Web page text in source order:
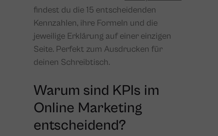
findest du die 15 entscheidenden
Kennzahlen, ihre Formeln und die
jeweilige Erklärung auf einer einzigen
Seite. Perfekt zum Ausdrucken für
deinen Schreibtisch.
Warum sind KPIs im
Online Marketing
entscheidend?